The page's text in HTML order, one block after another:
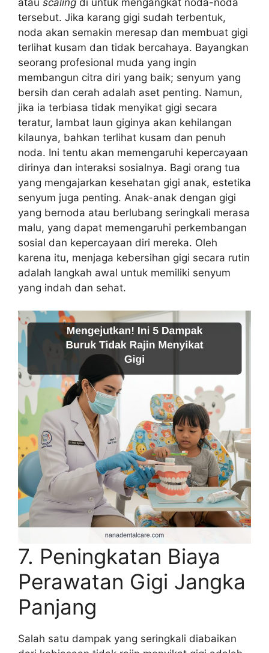
tersebut. Jika karang gigi sudah terbentuk,
noda akan semakin meresap dan membuat gigi
terlihat kusam dan tidak bercahaya. Bayangkan
seorang profesional muda yang ingin
membangun citra diri yang baik; senyum yang
bersih dan cerah adalah aset penting. Namun,
jika ia terbiasa tidak menyikat gigi secara
teratur, lambat laun giginya akan kehilangan
kilaunya, bahkan terlihat kusam dan penuh
noda. Ini tentu akan memengaruhi kepercayaan
dirinya dan interaksi sosialnya. Bagi orang tua
yang mengajarkan kesehatan gigi anak, estetika
senyum juga penting. Anak-anak dengan gigi
yang bernoda atau berlubang seringkali merasa
malu, yang dapat memengaruhi perkembangan
sosial dan kepercayaan diri mereka. Oleh
karena itu, menjaga kebersihan gigi secara rutin
adalah langkah awal untuk memiliki senyum
yang indah dan sehat.
7. Peningkatan Biaya
Perawatan Gigi Jangka
Panjang
Salah satu dampak yang seringkali diabaikan